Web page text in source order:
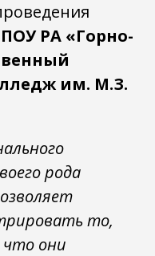
РА «Горно-
им. М.З.
рода
то,
что они